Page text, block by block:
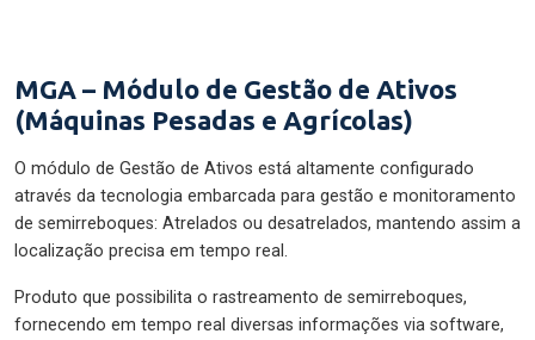
MGA – Módulo de Gestão de Ativos
(Máquinas Pesadas e Agrícolas)
O módulo de Gestão de Ativos está altamente configurado
através da tecnologia embarcada para gestão e monitoramento
de semirreboques: Atrelados ou desatrelados, mantendo assim a
localização precisa em tempo real.
Produto que possibilita o rastreamento de semirreboques,
fornecendo em tempo real diversas informações via software,